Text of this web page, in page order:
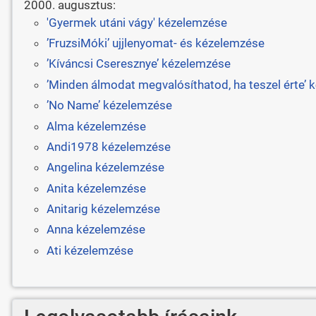
2000. augusztus:
'Gyermek utáni vágy' kézelemzése
’FruzsiMóki’ ujjlenyomat- és kézelemzése
’Kíváncsi Cseresznye’ kézelemzése
’Minden álmodat megvalósíthatod, ha teszel érte’
’No Name’ kézelemzése
Alma kézelemzése
Andi1978 kézelemzése
Angelina kézelemzése
Anita kézelemzése
Anitarig kézelemzése
Anna kézelemzése
Ati kézelemzése